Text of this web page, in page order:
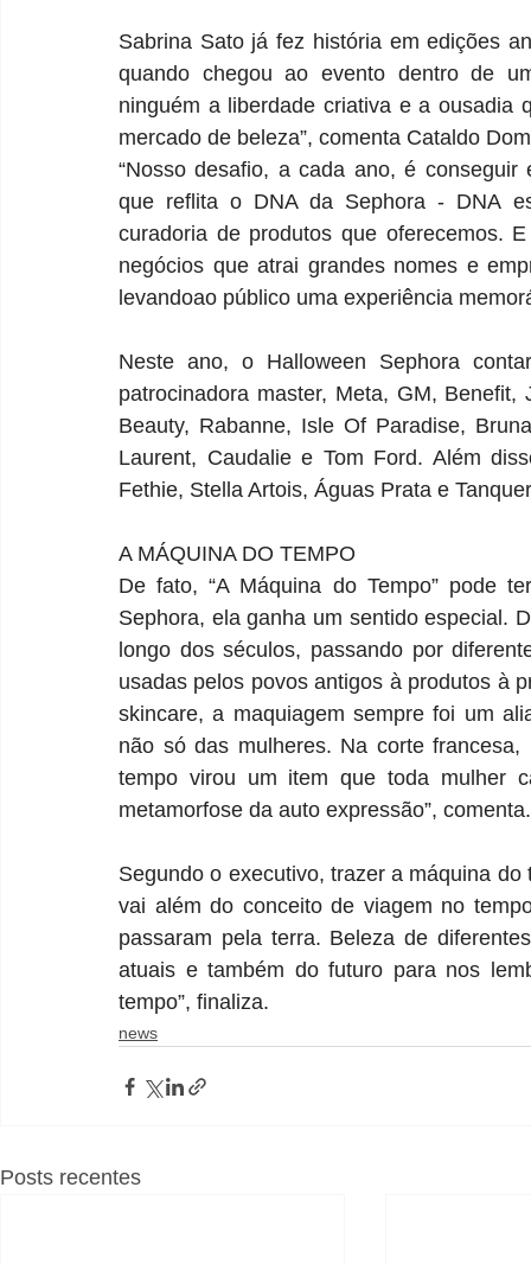
Sabrina Sato já fez história em edições
quando chegou ao evento dentro de
ninguém a liberdade criativa e a ousadia
mercado de beleza”, comenta Cataldo
“Nosso desafio, a cada ano, é
que reflita o DNA da Sephora - DNA
curadoria de produtos que oferecemos.
negócios que atrai grandes nomes e
levandoao público uma experiência
Neste ano, o Halloween Sephora
patrocinadora master, Meta, GM,
Beauty, Rabanne, Isle Of Paradise,
Laurent, Caudalie e Tom Ford. Além
Fethie, Stella Artois, Águas Prata e
A MÁQUINA DO TEMPO
De fato, “A Máquina do Tempo” pode
Sephora, ela ganha um sentido especial.
longo dos séculos, passando por
usadas pelos povos antigos à produtos à
skincare, a maquiagem sempre foi um
não só das mulheres. Na corte
tempo virou um item que toda mulher
metamorfose da auto expressão”, comenta.
Segundo o executivo, trazer a máquina
vai além do conceito de viagem no
passaram pela terra. Beleza de
atuais e também do futuro para nos
tempo”, finaliza.
news
Posts recentes